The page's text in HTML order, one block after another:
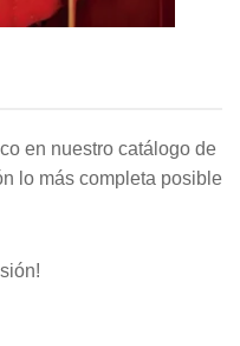
en nuestro catálogo de
lo más completa posible